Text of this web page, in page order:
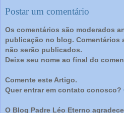
Postar um comentário
Os comentários são moderados
publicação no blog. Comentários
não serão publicados.
Deixe seu nome ao final do
Comente este Artigo.
Quer entrar em contato conosco?
O Blog Padre Léo Eterno